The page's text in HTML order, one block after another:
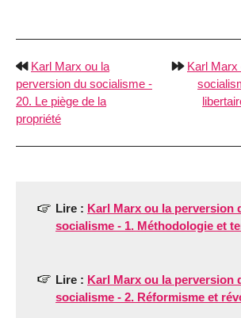
Karl Marx ou la
perversion du socialisme -
20. Le piège de la
propriété
Karl Marx
Lire : Karl Marx ou la perversion
socialisme - 1. Méthodologie et
Lire : Karl Marx ou la perversion
socialisme - 2. Réformisme et